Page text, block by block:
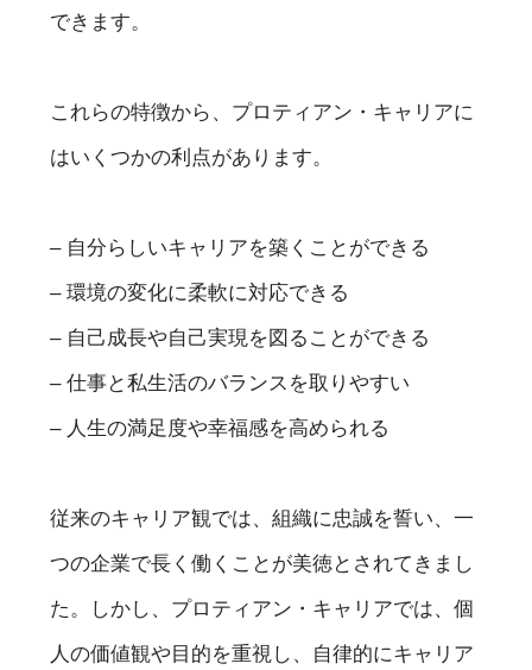
できます。
これらの特徴から、プロティアン・キャリアに
はいくつかの利点があります。
– 自分らしいキャリアを築くことができる
– 環境の変化に柔軟に対応できる
– 自己成長や自己実現を図ることができる
– 仕事と私生活のバランスを取りやすい
– 人生の満足度や幸福感を高められる
従来のキャリア観では、組織に忠誠を誓い、一
つの企業で長く働くことが美徳とされてきまし
た。しかし、プロティアン・キャリアでは、個
人の価値観や目的を重視し、自律的にキャリア